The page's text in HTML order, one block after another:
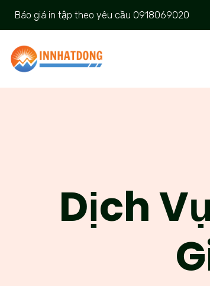
Báo giá in tập theo yêu cầu 0918069020
Dịch